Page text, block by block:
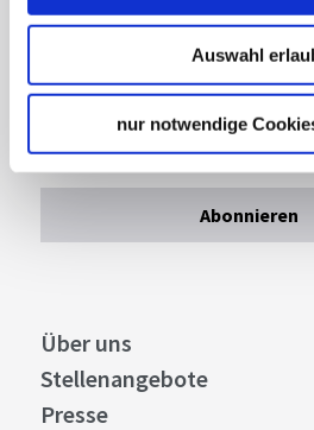
Auswahl
nur notwendige
Lassen Sie sich
Highlights und aktuellen
Stuttgart und Region immer
Abonnieren
Über uns
Stellenangebote
Presse